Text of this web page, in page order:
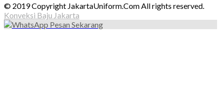
© 2019 Copyright JakartaUniform.Com All rights reserved.
Konveksi Baju Jakarta
Pesan Sekarang